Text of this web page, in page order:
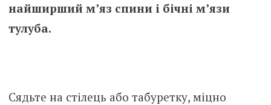
найширший м’яз спини і бічні м’язи
тулуба.
Сядьте на стілець або табуретку, міцно